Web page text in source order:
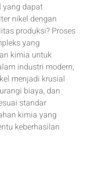
yang dapat
nikel dengan
produksi? Proses
yang
kimia untuk
industri modern,
menjadi krusial
biaya, dan
standar
kimia yang
keberhasilan